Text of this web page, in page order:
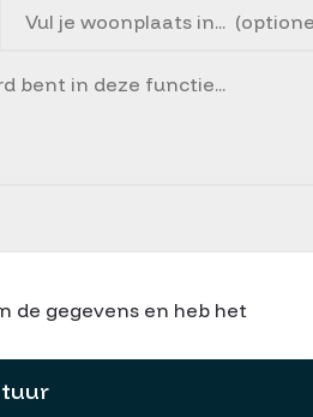
de gegevens en heb het